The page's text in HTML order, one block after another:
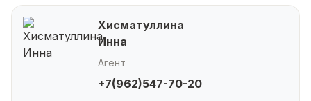
Хисматуллина
Инна
Агент
+7(962)547-70-20